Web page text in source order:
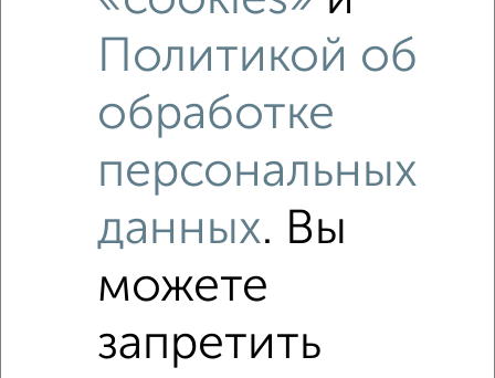
Политикой об
обработке
персональных
данных. Вы
можете
запретить